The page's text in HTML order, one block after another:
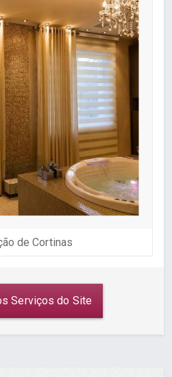
de Cortinas
Serviços do Site